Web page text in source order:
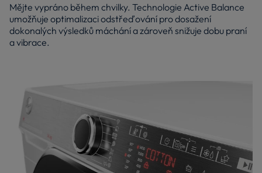
Mějte vypráno během chvilky. Technologie Active Balance
umožňuje optimalizaci odstřeďování pro dosažení
dokonalých výsledků máchání a zároveň snižuje dobu praní
a vibrace.